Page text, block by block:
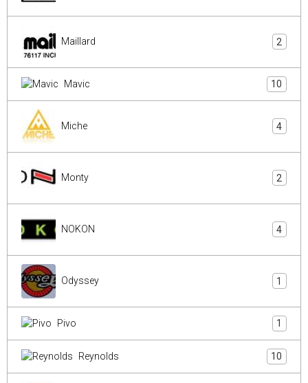
Maillard 2
Mavic 10
Miche 4
Monty 2
NOKON 4
Odyssey 1
Pivo 1
Reynolds 10